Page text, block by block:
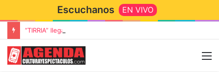
Escuchanos EN VIVO